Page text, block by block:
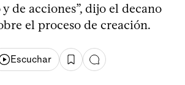
de acciones”, dijo el decano
el proceso de creación.
Escuchar